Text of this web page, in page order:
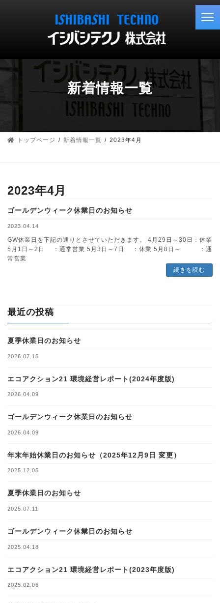
ス
ン
新着情報一覧
トップページ 新着情報一覧 2023年4月
2023年4月
ゴールデンウィーク休業日のお知らせ
2023.04.14
GW休業日を下記の通りとさせていただきます。 4月29日～30日：休業
5月1日～2日 ：通常営業 5月3日～7日 ：休業 5月8日～ ：通
常営業
続きを読む
最近の投稿
夏季休業日のお知らせ
2026.07.15
エコアクション21 環境経営レポート(2024年度版)
2026.04.09
ゴールデンウィーク休業日のお知らせ
2026.04.09
年末年始休業日のお知らせ（2025年12月9日 変更）
2025.12.05
夏季休業日のお知らせ
2025.07.11
ゴールデンウィーク休業日のお知らせ
2025.04.18
エコアクション21 環境経営レポート(2023年度版)
2025.02.06